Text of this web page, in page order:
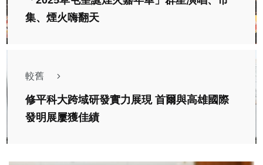
集、煙火嗨翻天
較舊
修平科大跨域研發實力展現 首爾與高雄國際
發明展屢獲佳績